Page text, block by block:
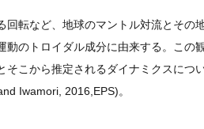
転など、地球のマントル対流とその
のトロイダル成分に由来する。この
こから推定されるダイナミクスにつ
Iwamori, 2016,EPS)。